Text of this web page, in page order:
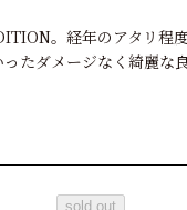
。経年のアタリ程
たダメージなく綺麗な
sold out